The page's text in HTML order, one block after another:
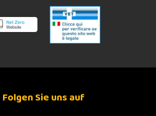
Folgen Sie uns auf